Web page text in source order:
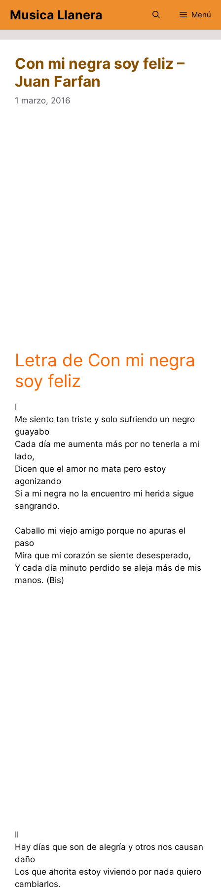
contenido
Musica Llanera Menú
Con mi negra soy feliz –
Juan Farfan
1 marzo, 2016
Letra de Con mi negra
soy feliz
I
Me siento tan triste y solo sufriendo un negro
guayabo
Cada día me aumenta más por no tenerla a mi
lado,
Dicen que el amor no mata pero estoy
agonizando
Si a mi negra no la encuentro mi herida sigue
sangrando.
Caballo mi viejo amigo porque no apuras el
paso
Mira que mi corazón se siente desesperado,
Y cada día minuto perdido se aleja más de mis
manos. (Bis)
II
Hay días que son de alegría y otros nos causan
daño
Los que ahorita estoy viviendo por nada quiero
cambiarlos,